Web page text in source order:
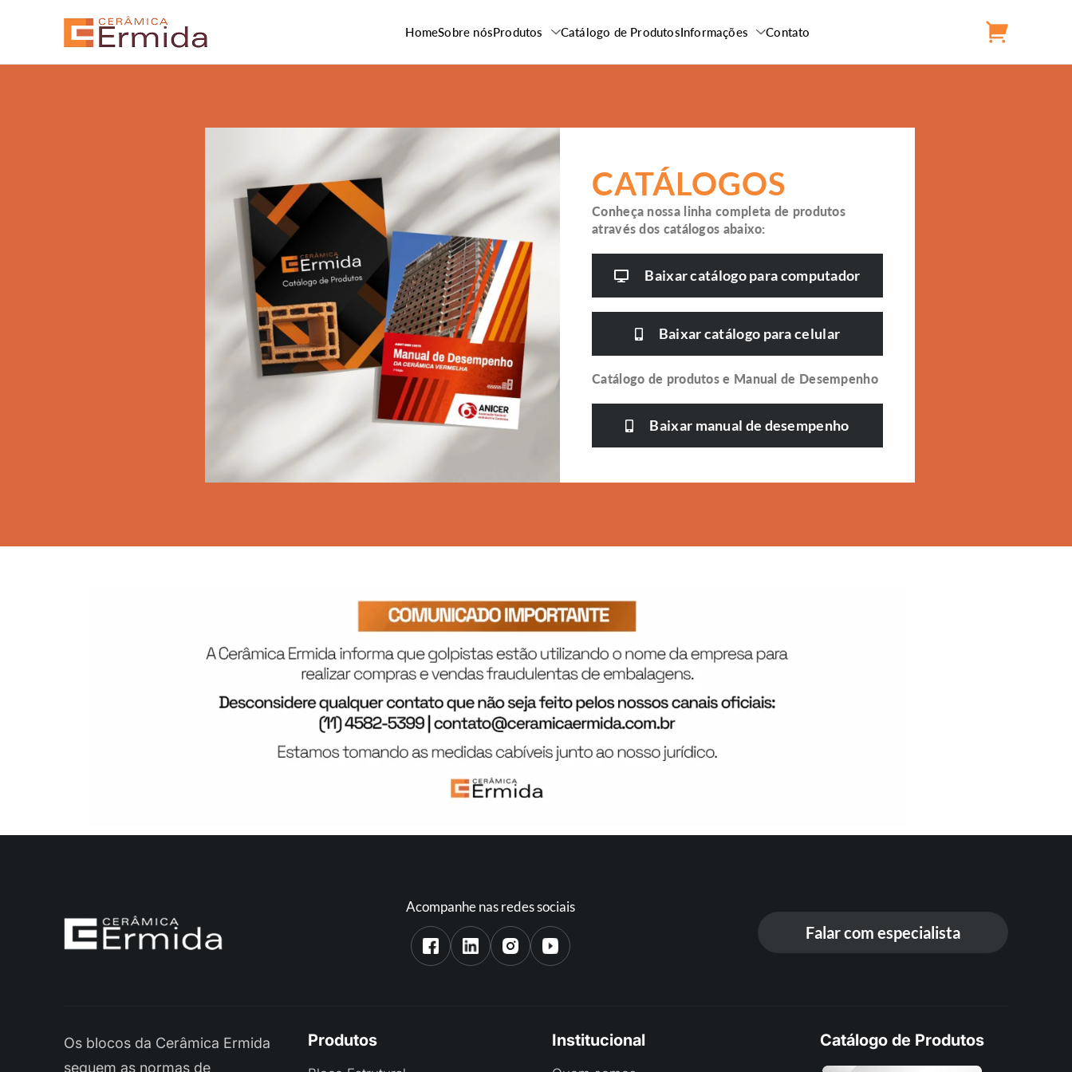
HomeSobre nósProdutos Catálogo de ProdutosInformações Contato
CATÁLOGOS
Conheça nossa linha completa de produtos
através dos catálogos abaixo:
Baixar catálogo para computador
Baixar catálogo para celular
Catálogo de produtos e Manual de Desempenho
Baixar manual de desempenho
Acompanhe nas redes sociais
Falar com especialista
Os blocos da Cerâmica Ermida
seguem as normas de
Produtos Institucional Catálogo de Produtos